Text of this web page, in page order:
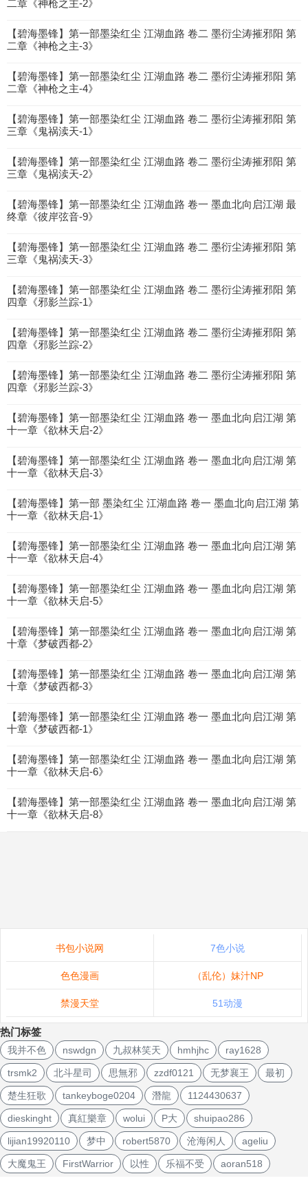
二章《神枪之主-2》
【碧海墨锋】第一部墨染红尘 江湖血路 卷二 墨衍尘涛摧邪阳 第
二章《神枪之主-3》
【碧海墨锋】第一部墨染红尘 江湖血路 卷二 墨衍尘涛摧邪阳 第
二章《神枪之主-4》
【碧海墨锋】第一部墨染红尘 江湖血路 卷二 墨衍尘涛摧邪阳 第
三章《鬼祸渎天-1》
【碧海墨锋】第一部墨染红尘 江湖血路 卷二 墨衍尘涛摧邪阳 第
三章《鬼祸渎天-2》
【碧海墨锋】第一部墨染红尘 江湖血路 卷一 墨血北向启江湖 最
终章《彼岸弦音-9》
【碧海墨锋】第一部墨染红尘 江湖血路 卷二 墨衍尘涛摧邪阳 第
三章《鬼祸渎天-3》
【碧海墨锋】第一部墨染红尘 江湖血路 卷二 墨衍尘涛摧邪阳 第
四章《邪影兰踪-1》
【碧海墨锋】第一部墨染红尘 江湖血路 卷二 墨衍尘涛摧邪阳 第
四章《邪影兰踪-2》
【碧海墨锋】第一部墨染红尘 江湖血路 卷二 墨衍尘涛摧邪阳 第
四章《邪影兰踪-3》
【碧海墨锋】第一部墨染红尘 江湖血路 卷一 墨血北向启江湖 第
十一章《欲林天启-2》
【碧海墨锋】第一部墨染红尘 江湖血路 卷一 墨血北向启江湖 第
十一章《欲林天启-3》
【碧海墨锋】第一部 墨染红尘 江湖血路 卷一 墨血北向启江湖 第
十一章《欲林天启-1》
【碧海墨锋】第一部墨染红尘 江湖血路 卷一 墨血北向启江湖 第
十一章《欲林天启-4》
【碧海墨锋】第一部墨染红尘 江湖血路 卷一 墨血北向启江湖 第
十一章《欲林天启-5》
【碧海墨锋】第一部墨染红尘 江湖血路 卷一 墨血北向启江湖 第
十章《梦破西都-2》
【碧海墨锋】第一部墨染红尘 江湖血路 卷一 墨血北向启江湖 第
十章《梦破西都-3》
【碧海墨锋】第一部墨染红尘 江湖血路 卷一 墨血北向启江湖 第
十章《梦破西都-1》
【碧海墨锋】第一部墨染红尘 江湖血路 卷一 墨血北向启江湖 第
十一章《欲林天启-6》
【碧海墨锋】第一部墨染红尘 江湖血路 卷一 墨血北向启江湖 第
十一章《欲林天启-8》
书包小说网 7色小说
色色漫画 （乱伦）妹汁NP
禁漫天堂 51动漫
热门标签
我并不色 nswdgn 九叔林笑天 hmhjhc ray1628
trsmk2 北斗星司 思無邪 zzdf0121 无梦襄王 最初
楚生狂歌 tankeyboge0204 潛龍 1124430637
dieskinght 真紅樂章 wolui P大 shuipao286
lijian19920110 梦中 robert5870 沧海闲人 ageliu
大魔鬼王 FirstWarrior 以性 乐福不受 aoran518